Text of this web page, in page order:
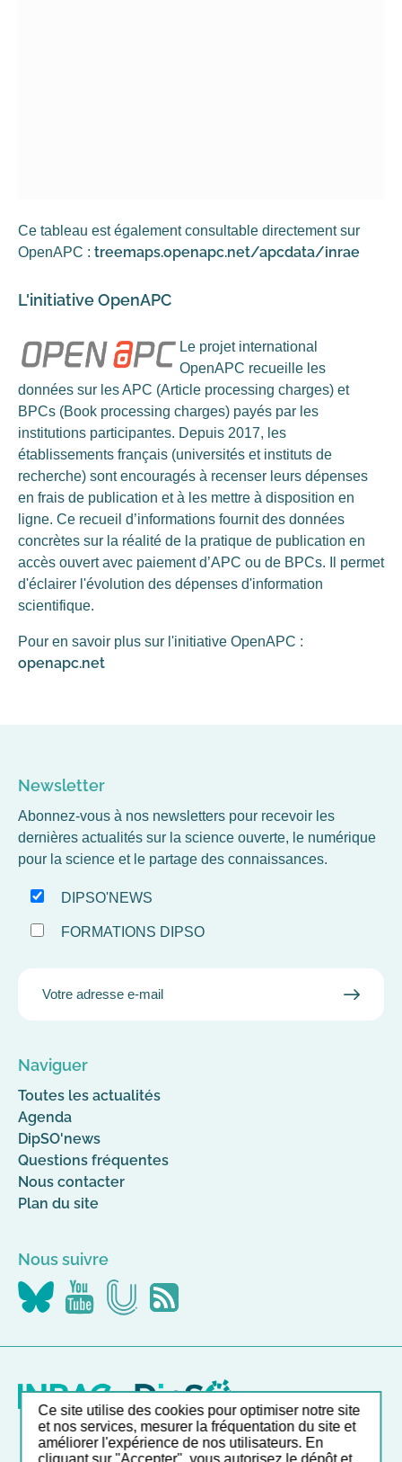
Ce tableau est également consultable directement sur
OpenAPC : treemaps.openapc.net/apcdata/inrae
L'initiative OpenAPC
Le projet international
OpenAPC recueille les
données sur les APC (Article processing charges) et
BPCs (Book processing charges) payés par les
institutions participantes. Depuis 2017, les
établissements français (universités et instituts de
recherche) sont encouragés à recenser leurs dépenses
en frais de publication et à les mettre à disposition en
ligne. Ce recueil d’informations fournit des données
concrètes sur la réalité de la pratique de publication en
accès ouvert avec paiement d’APC ou de BPCs. Il permet
d'éclairer l'évolution des dépenses d'information
scientifique.
Pour en savoir plus sur l'initiative OpenAPC :
openapc.net
Newsletter
Abonnez-vous à nos newsletters pour recevoir les
dernières actualités sur la science ouverte, le numérique
pour la science et le partage des connaissances.
DIPSO'NEWS
FORMATIONS DIPSO
Naviguer
Toutes les actualités
Agenda
DipSO'news
Questions fréquentes
Nous contacter
Plan du site
Nous suivre
Nous
suivre
Nous
suivre
Nous
suivre
Flus
RSS
Nos autres sites
Ce site utilise des cookies pour optimiser notre site
et nos services, mesurer la fréquentation du site et
améliorer l'expérience de nos utilisateurs. En
cliquant sur "Accepter", vous autorisez le dépôt et